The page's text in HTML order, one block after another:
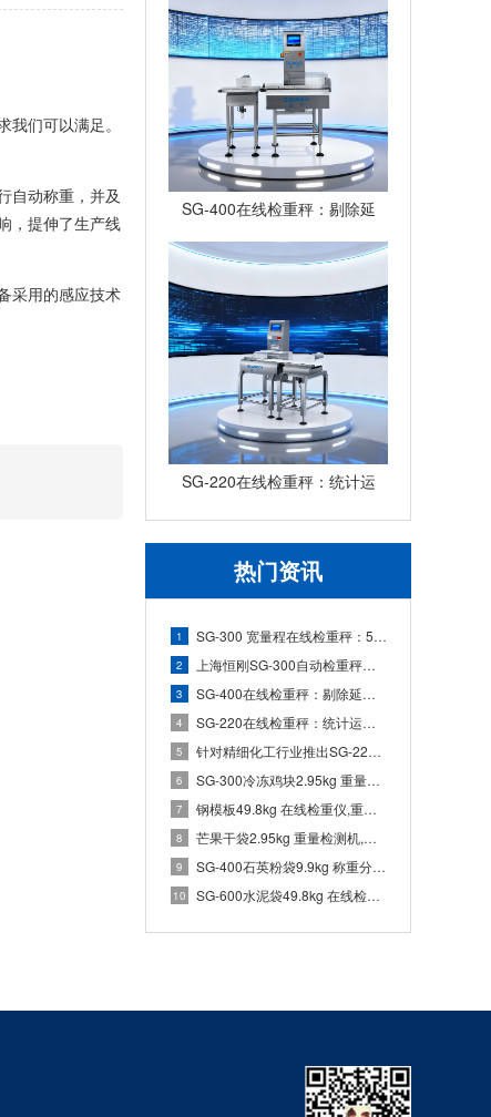
SG-400在线检重秤：剔除延
时参数的设定与动态验证
SG-220在线检重秤：统计运
行界面的数据解读与应用
热门资讯
1 SG-300 宽量程在线检重秤：5-3000g 量程段的中大包装在线重量检测方案
2 上海恒刚SG-300自动检重秤进入中药饮片行业，助力小袋包装净含量精准合规
3 SG-400在线检重秤：剔除延时参数的设定与动态验证
4 SG-220在线检重秤：统计运行界面的数据解读与应用
5 针对精细化工行业推出SG-220自动检重秤定制方案
6 SG-300冷冻鸡块2.95kg 重量检测机,在线称重仪方案
7 钢模板49.8kg 在线检重仪,重量检测秤厂家
8 芒果干袋2.95kg 重量检测机,在线称重仪方案
9 SG-400石英粉袋9.9kg 称重分选机,动态选别秤方案
10 SG-600水泥袋49.8kg 在线检重仪,重量检测秤厂家
们可以满足。
自动称重，并及
，提伸了生产线
采用的感应技术